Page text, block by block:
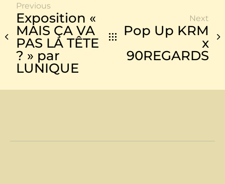
Previous
Exposition «
MAIS ÇA VA
PAS LA TÊTE
? » par
LUNIQUE
Next
Pop Up KRM
x
90REGARDS